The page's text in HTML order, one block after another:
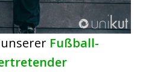
unserer Fußball-